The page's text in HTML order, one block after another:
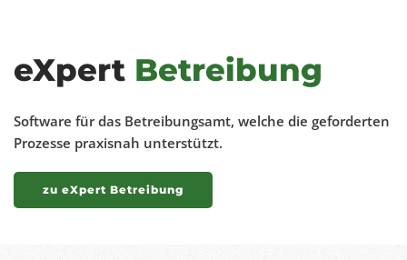
eXpert Betreibung
Software für das Betreibungsamt, welche die geforderten
Prozesse praxisnah unterstützt.
zu eXpert Betreibung